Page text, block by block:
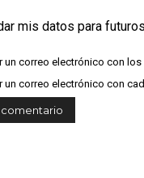
mis datos para
un correo electrónico con
un correo electrónico con